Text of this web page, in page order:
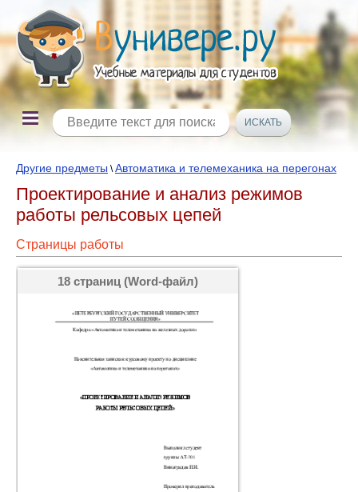
Другие предметы \Автоматика и телемеханика на перегонах
Проектирование и анализ режимов
работы рельсовых цепей
Страницы работы
18 страниц (Word-файл)